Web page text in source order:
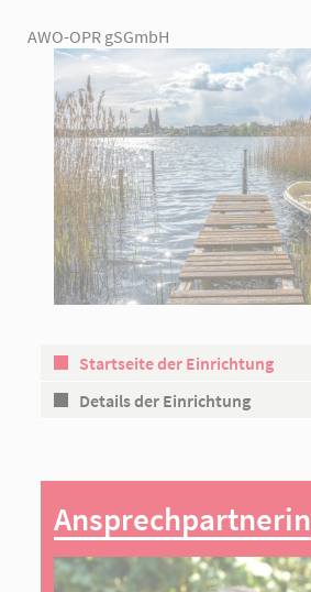
Ihr Engagement
Kontakt
AWO Ortsverein Neuruppin
AWO Ortsverein Rheinsberg
AWO-OPR gSGmbH
Startseite der Einrichtung
Details der Einrichtung
Ansprechpartnerin